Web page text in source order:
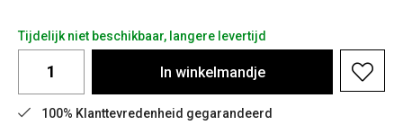
Tijdelijk niet beschikbaar, langere levertijd
In winkelmandje
100% Klanttevredenheid gegarandeerd